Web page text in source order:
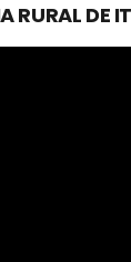
RURAL DE